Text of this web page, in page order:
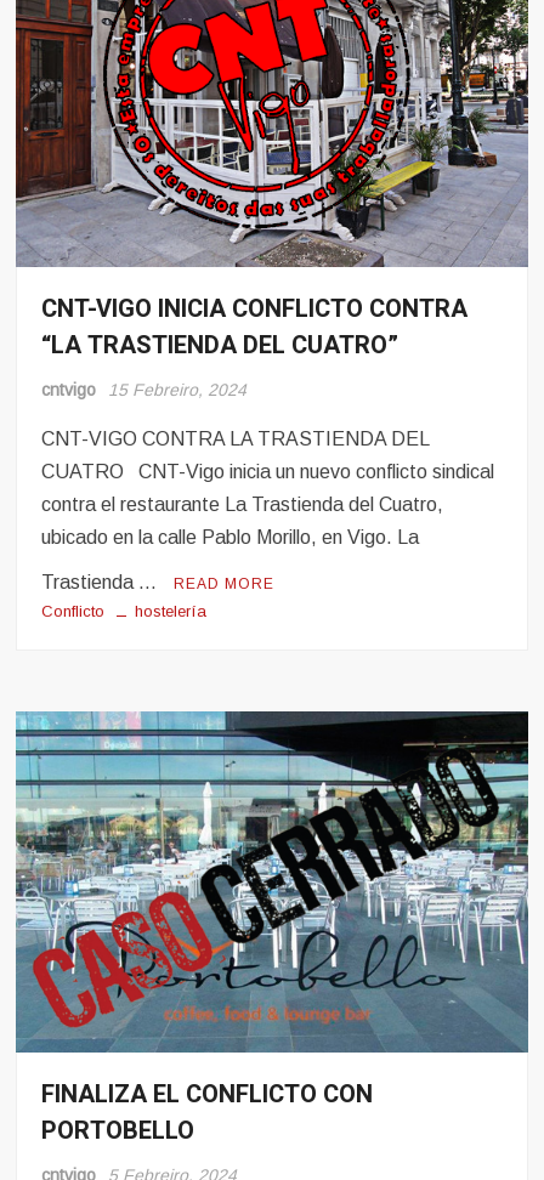
Conflito
Hosteleria
CNT-VIGO INICIA CONFLICTO CONTRA
“LA TRASTIENDA DEL CUATRO”
cntvigo 15 Febreiro, 2024
CNT-VIGO CONTRA LA TRASTIENDA DEL
CUATRO CNT-Vigo inicia un nuevo conflicto sindical
contra el restaurante La Trastienda del Cuatro,
ubicado en la calle Pablo Morillo, en Vigo. La
Trastienda … READ MORE
Conflicto hostelería
Conflito
Hosteleria
FINALIZA EL CONFLICTO CON
PORTOBELLO
cntvigo 5 Febreiro, 2024